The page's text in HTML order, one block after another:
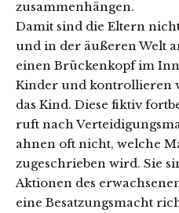
zusammenhängen.
Damit sind die Eltern
und in der äußeren Welt
einen Brückenkopf im
Kinder und kontrollieren
das Kind. Diese fiktiv
ruft nach
ahnen oft nicht, welche
zugeschrieben wird. Sie
Aktionen des
eine Besatzungsmacht